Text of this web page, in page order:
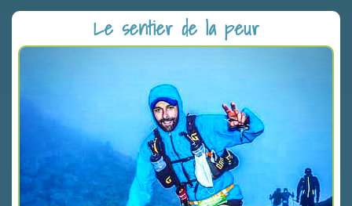
Le sentier de la peur